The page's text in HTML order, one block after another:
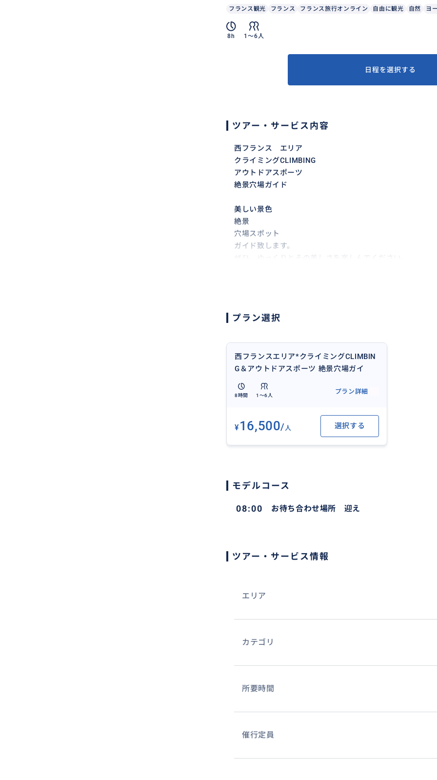
フランス観光 フランス フランス旅行オンライン 自由に観光 自然 ヨ
8h 1〜6人
日程を選択する
ツアー・サービス内容
西フランス エリア
クライミングCLIMBING
アウトドアスポーツ
絶景穴場ガイド
美しい景色
絶景
穴場スポット
ガイド致します。
ピクニック
などご紹介。
*レンヌRENNES/サンマロSaint malo/ナントNANTES 周
（車種6人）送迎
プラン選択
西フランスエリア*クライミングCLIMBIN
G＆アウトドアスポーツ 絶景穴場ガイ
ド 1日or2日希望可能 往復チャーター車
で移動
8時間 1〜6人
プラン詳細
¥16,500/人 選択する
モデルコース
08:00 お待ち合わせ場所 迎え
ツアー・サービス情報
エリア
カテゴリ
所要時間
催行定員